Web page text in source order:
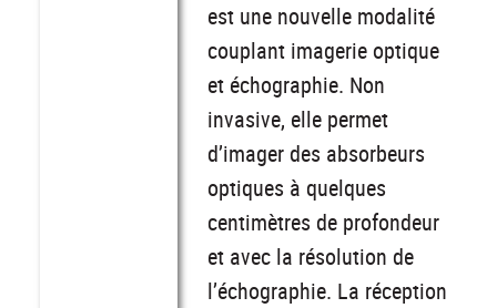
est une nouvelle modalité
couplant imagerie optique
et échographie. Non
invasive, elle permet
d’imager des absorbeurs
optiques à quelques
centimètres de profondeur
et avec la résolution de
l’échographie. La réception